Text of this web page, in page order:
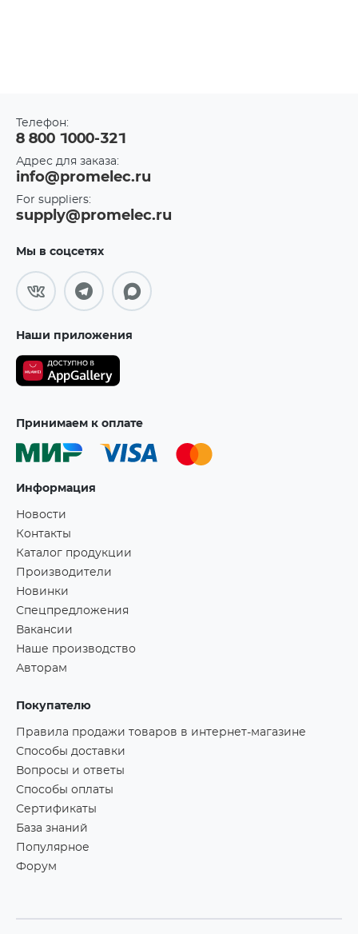
Телефон:
8 800 1000-321
Адрес для заказа:
info@promelec.ru
For suppliers:
supply@promelec.ru
Мы в соцсетях
Наши приложения
Принимаем к оплате
Информация
Новости
Контакты
Каталог продукции
Производители
Новинки
Спецпредложения
Вакансии
Наше производство
Авторам
Покупателю
Правила продажи товаров в интернет-магазине
Способы доставки
Вопросы и ответы
Способы оплаты
Сертификаты
База знаний
Популярное
Форум